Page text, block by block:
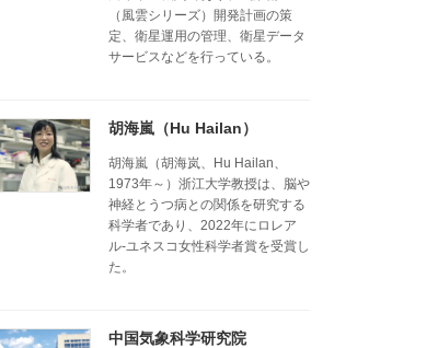
（風雲シリーズ）開発計画の策
定、衛星運用の管理、衛星データ
サービスなどを行っている。
胡海嵐（Hu Hailan）
胡海嵐（胡海岚、Hu Hailan、
1973年～）浙江大学教授は、脳や
神経とうつ病との関係を研究する
科学者であり、2022年にロレア
ル-ユネスコ女性科学者賞を受賞し
た。
中国気象科学研究院